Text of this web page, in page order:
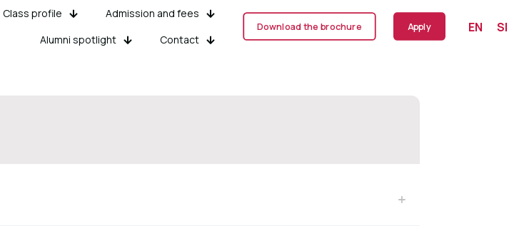
Class profile
Admission and fees
Alumni spotlight
Contact
Download the brochure Apply EN SI